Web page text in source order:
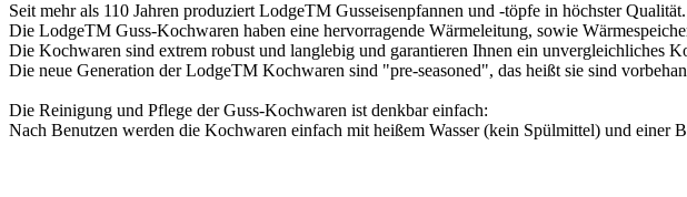
Seit mehr als 110 Jahren produziert LodgeTM Gusseisenpfannen und -töpfe in höchster Qualität.
Die LodgeTM Guss-Kochwaren haben eine hervorragende Wärmeleitung, sowie
Die Kochwaren sind extrem robust und langlebig und garantieren Ihnen ein unvergleichliches
Die neue Generation der LodgeTM Kochwaren sind "pre-seasoned", das heißt sie sind
Die Reinigung und Pflege der Guss-Kochwaren ist denkbar einfach:
Nach Benutzen werden die Kochwaren einfach mit heißem Wasser (kein Spülmittel) und